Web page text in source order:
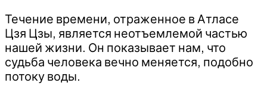
Течение времени, отраженное в Атласе
Цзя Цзы, является неотъемлемой частью
нашей жизни. Он показывает нам, что
судьба человека вечно меняется, подобно
потоку воды.